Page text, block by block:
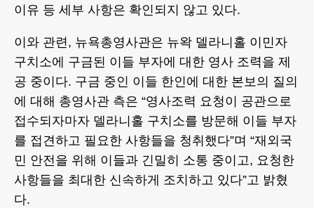
이유 등 세부 사항은 확인되지 않고 있다.
이와 관련, 뉴욕총영사관은 뉴왁 델라니홀 이민자
구치소에 구금된 이들 부자에 대한 영사 조력을 제
공 중이다. 구금 중인 이들 한인에 대한 본보의 질의
에 대해 총영사관 측은 “영사조력 요청이 공관으로
접수되자마자 델라니홀 구치소를 방문해 이들 부자
를 접견하고 필요한 사항들을 청취했다”며 “재외국
민 안전을 위해 이들과 긴밀히 소통 중이고, 요청한
사항들을 최대한 신속하게 조치하고 있다”고 밝혔
다.